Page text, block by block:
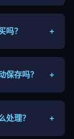
。
吗？
+
保存吗？
+
处理？
+